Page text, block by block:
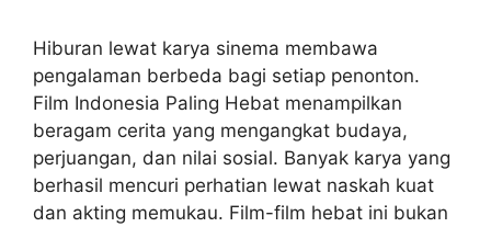
Hiburan lewat karya sinema membawa
pengalaman berbeda bagi setiap penonton.
Film Indonesia Paling Hebat menampilkan
beragam cerita yang mengangkat budaya,
perjuangan, dan nilai sosial. Banyak karya yang
berhasil mencuri perhatian lewat naskah kuat
dan akting memukau. Film-film hebat ini bukan